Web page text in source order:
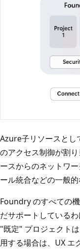
Azure子リソースとし
のアクセス制御が割
ースからのネットワ
ール統合などの一般的
Foundry のすべての
だサポートしている
"既定" プロジェクト
用する場合は、UX